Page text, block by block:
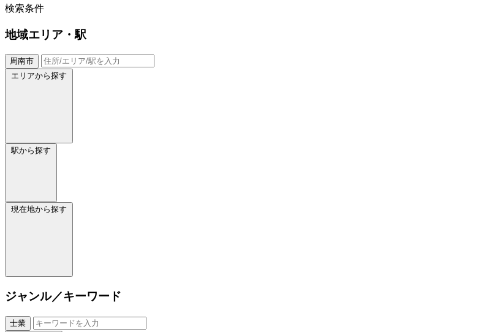
検索条件
地域エリア・駅
周南市
エリアから探す
駅から探す
現在地から探す
ジャンル／キーワード
士業